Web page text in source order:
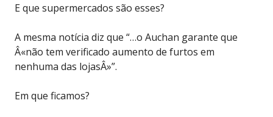
E que supermercados são esses?
A mesma notícia diz que “…o Auchan garante que
Â«não tem verificado aumento de furtos em
nenhuma das lojasÂ»”.
Em que ficamos?